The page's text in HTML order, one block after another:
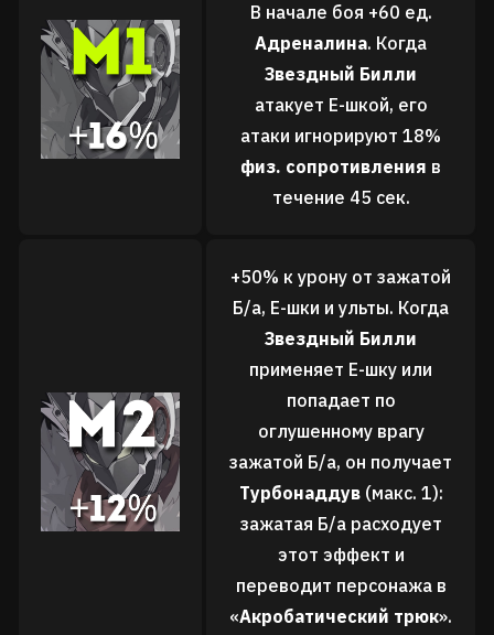
В начале боя +60 ед.
Адреналина. Когда
Звездный Билли
атакует Е-шкой, его
атаки игнорируют 18%
физ. сопротивления в
течение 45 сек.
+50% к урону от зажатой
Б/а, Е-шки и ульты. Когда
Звездный Билли
применяет Е-шку или
попадает по
оглушенному врагу
зажатой Б/а, он получает
Турбонаддув(макс. 1):
зажатая Б/а расходует
этот эффект и
переводит персонажа в
«Акробатический трюк».